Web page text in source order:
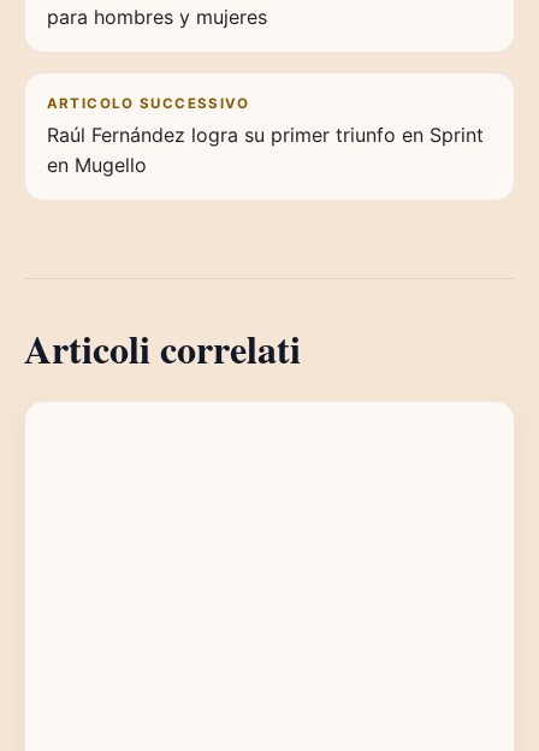
para hombres y mujeres
ARTICOLO SUCCESSIVO
Raúl Fernández logra su primer triunfo en Sprint
en Mugello
Articoli correlati